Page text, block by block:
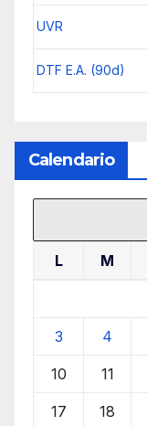
UVR
DTF E.A. (90d)
Calendario
L M
3 4
10 11
17 18